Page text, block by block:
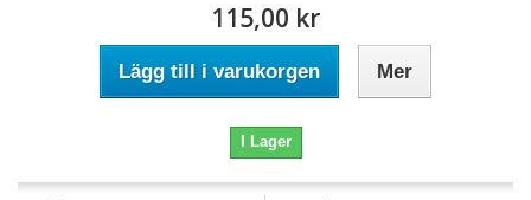
115,00 kr
Lägg till i varukorgen Mer
I Lager